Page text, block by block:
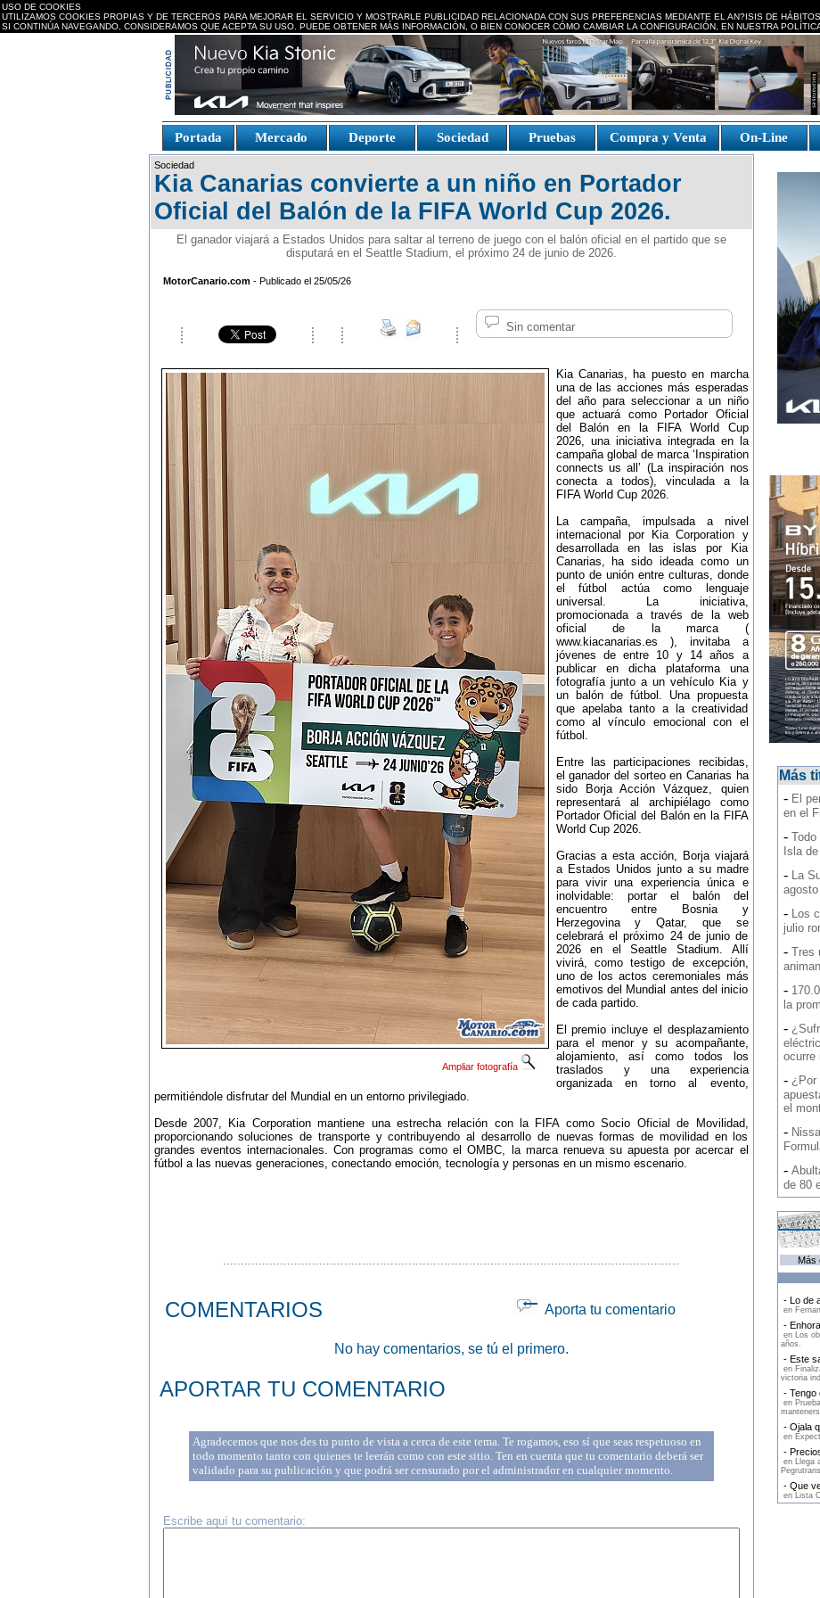
USO DE COOKIES
UTILIZAMOS COOKIES PROPIAS Y DE TERCEROS PARA MEJORAR EL SERVICIO Y MOSTRARLE PUBLICIDAD RELACIONADA CON SUS PREFERENCIAS MEDIANTE EL AN?ISIS DE
SI CONTINÚA NAVEGANDO, CONSIDERAMOS QUE ACEPTA SU USO. PUEDE OBTENER MÁS INFORMACIÓN, O BIEN CONOCER CÓMO CAMBIAR LA CONFIGURACIÓN, EN NUESTRA
Portada Mercado Deporte Sociedad Pruebas Compra y Venta On-Line
Fake Watches
Sociedad
Kia Canarias convierte a un niño en Portador
Oficial del Balón de la FIFA World Cup 2026.
El ganador viajará a Estados Unidos para saltar al terreno de juego con el balón oficial en el partido que se
disputará en el Seattle Stadium, el próximo 24 de junio de 2026.
MotorCanario.com- Publicado el 25/05/26
Sin comentar
Ampliar fotografía
Kia Canarias, ha puesto en marcha
una de las acciones más esperadas
del año para seleccionar a un niño
que actuará como Portador Oficial
del Balón en la FIFA World Cup
2026, una iniciativa integrada en la
campaña global de marca ‘Inspiration
connects us all’ (La inspiración nos
conecta a todos), vinculada a la
FIFA World Cup 2026.
La campaña, impulsada a nivel
internacional por Kia Corporation y
desarrollada en las islas por Kia
Canarias, ha sido ideada como un
punto de unión entre culturas, donde
el fútbol actúa como lenguaje
universal. La iniciativa,
promocionada a través de la web
oficial de la marca (
www.kiacanarias.es ), invitaba a
jóvenes de entre 10 y 14 años a
publicar en dicha plataforma una
fotografía junto a un vehículo Kia y
un balón de fútbol. Una propuesta
que apelaba tanto a la creatividad
como al vínculo emocional con el
fútbol.
Entre las participaciones recibidas,
el ganador del sorteo en Canarias ha
sido Borja Acción Vázquez, quien
representará al archipiélago como
Portador Oficial del Balón en la FIFA
World Cup 2026.
Gracias a esta acción, Borja viajará
a Estados Unidos junto a su madre
para vivir una experiencia única e
inolvidable: portar el balón del
encuentro entre Bosnia y
Herzegovina y Qatar, que se
celebrará el próximo 24 de junio de
2026 en el Seattle Stadium. Allí
vivirá, como testigo de excepción,
uno de los actos ceremoniales más
emotivos del Mundial antes del inicio
de cada partido.
El premio incluye el desplazamiento
para el menor y su acompañante,
alojamiento, así como todos los
traslados y una experiencia
organizada en torno al evento,
permitiéndole disfrutar del Mundial en un entorno privilegiado.
Desde 2007, Kia Corporation mantiene una estrecha relación con la FIFA como Socio Oficial de Movilidad,
proporcionando soluciones de transporte y contribuyendo al desarrollo de nuevas formas de movilidad en los
grandes eventos internacionales. Con programas como el OMBC, la marca renueva su apuesta por acercar el
fútbol a las nuevas generaciones, conectando emoción, tecnología y personas en un mismo escenario.
................................................................................................................................
COMENTARIOS Aporta tu comentario
No hay comentarios, se tú el primero.
APORTAR TU COMENTARIO
Agradecemos que nos des tu punto de vista a cerca de este tema. Te rogamos, eso sí que seas respetuoso en
todo momento tanto con quienes te leerán como con este sitio. Ten en cuenta que tu comentario deberá ser
validado para su publicación y que podrá ser censurado por el administrador en cualquier momento.
Escribe aquí tu comentario:
Más
- El
en el
-
Isla
- La
- Los
julio
- Tres
-
la
-
ocurre
- ¿Por
el
-
-
de 80
Más
- Lo de
en
-
en Los
años.
- Este
en
victoria
- Tengo
en
- Ojala
en
-
en Llega
- Que
en Lista